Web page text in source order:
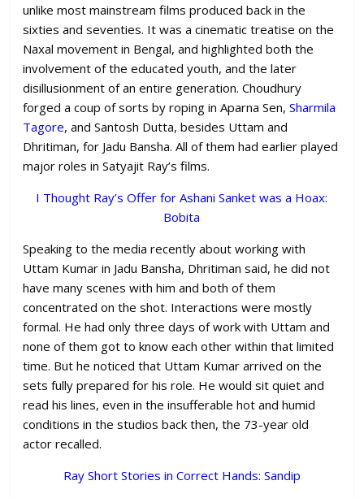
unlike most mainstream films produced back in the
sixties and seventies. It was a cinematic treatise on the
Naxal movement in Bengal, and highlighted both the
involvement of the educated youth, and the later
disillusionment of an entire generation. Choudhury
forged a coup of sorts by roping in Aparna Sen,Sharmila
Tagore, and Santosh Dutta, besides Uttam and
Dhritiman, for Jadu Bansha. All of them had earlier played
major roles in Satyajit Ray’s films.
I Thought Ray’s Offer for Ashani Sanket was a Hoax:
Bobita
Speaking to the media recently about working with
Uttam Kumar in Jadu Bansha, Dhritiman said, he did not
have many scenes with him and both of them
concentrated on the shot. Interactions were mostly
formal. He had only three days of work with Uttam and
none of them got to know each other within that limited
time. But he noticed that Uttam Kumar arrived on the
sets fully prepared for his role. He would sit quiet and
read his lines, even in the insufferable hot and humid
conditions in the studios back then, the 73-year old
actor recalled.
Ray Short Stories in Correct Hands: Sandip